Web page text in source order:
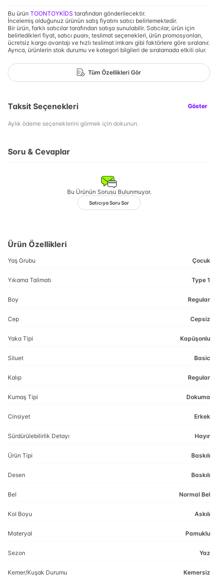
Bu ürün TOONTOYKİDS tarafından gönderilecektir.
İncelemiş olduğunuz ürünün satış fiyatını satıcı belirlemektedir.
Bir ürün, farklı satıcılar tarafından satışa sunulabilir. Satıcılar, ürün için
belirledikleri fiyat, satıcı puanı, teslimat seçenekleri, ürün promosyonları,
ücretsiz kargo avantajı ve hızlı teslimat imkanı gibi faktörlere göre sıralanır.
Ayrıca, ürünlerin stok durumu ve kategori bilgileri de sıralamada etkili olur.
Tüm Özellikleri Gör
Taksit Seçenekleri Göster
Aylık ödeme seçeneklerini görmek için dokunun.
Soru & Cevaplar
Bu Ürünün Sorusu Bulunmuyor.
Satıcıya Soru Sor
Ürün Özellikleri
Yaş Grubu Çocuk
Yıkama Talimatı Type 1
Boy Regular
Cep Cepsiz
Yaka Tipi Kapüşonlu
Siluet Basic
Kalıp Regular
Kumaş Tipi Dokuma
Cinsiyet Erkek
Sürdürülebilirlik Detayı Hayır
Ürün Tipi Baskılı
Desen Baskılı
Bel Normal Bel
Kol Boyu Askılı
Materyal Pamuklu
Sezon Yaz
Kemer/Kuşak Durumu Kemersiz